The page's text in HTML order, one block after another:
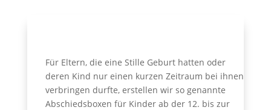
Für Eltern, die eine Stille Geburt hatten oder
deren Kind nur einen kurzen Zeitraum bei ihnen
verbringen durfte, erstellen wir so genannte
Abschiedsboxen für Kinder ab der 12. bis zur